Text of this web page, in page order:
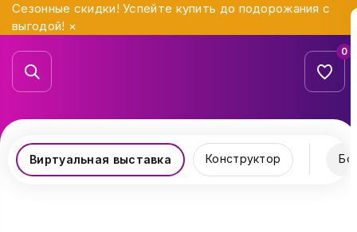
Сезонные скидки! Успейте купить до подорожания с
выгодой! ×
0
Виртуальная выставка Конструктор